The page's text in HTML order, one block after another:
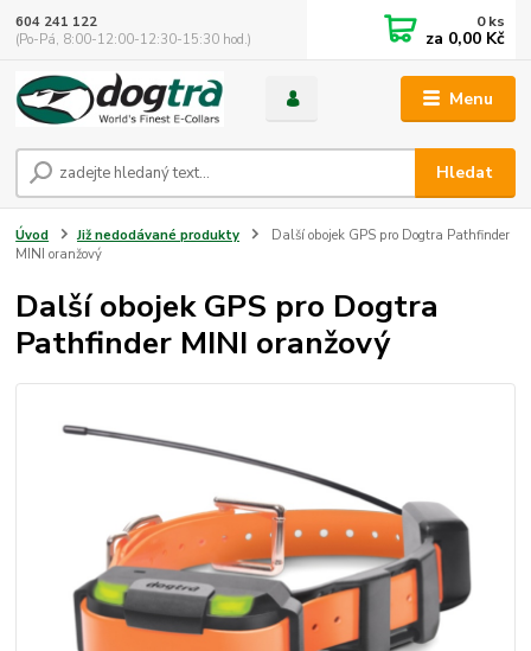
Menu
Hledat
604 241 122
(Po-Pá, 8:00-12:00-12:30-15:30 hod.)
0ks
za 0,00 Kč
Úvod Již nedodávané produkty
Další obojek GPS pro Dogtra Pathfinder
MINI oranžový
Další obojek GPS pro Dogtra
Pathfinder MINI oranžový